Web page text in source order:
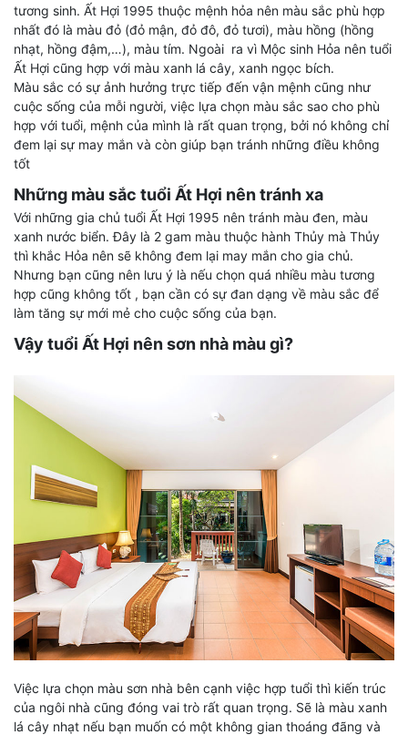
tương sinh. Ất Hợi 1995 thuộc mệnh hỏa nên màu sắc phù hợp
nhất đó là màu đỏ (đỏ mận, đỏ đô, đỏ tươi), màu hồng (hồng
nhạt, hồng đậm,…), màu tím. Ngoài ra vì Mộc sinh Hỏa nên tuổi
Ất Hợi cũng hợp với màu xanh lá cây, xanh ngọc bích.
Màu sắc có sự ảnh hưởng trực tiếp đến vận mệnh cũng như
cuộc sống của mỗi người, việc lựa chọn màu sắc sao cho phù
hợp với tuổi, mệnh của mình là rất quan trọng, bởi nó không chỉ
đem lại sự may mắn và còn giúp bạn tránh những điều không
tốt
Những màu sắc tuổi Ất Hợi nên tránh xa
Với những gia chủ tuổi Ất Hợi 1995 nên tránh màu đen, màu
xanh nước biển. Đây là 2 gam màu thuộc hành Thủy mà Thủy
thì khắc Hỏa nên sẽ không đem lại may mắn cho gia chủ.
Nhưng bạn cũng nên lưu ý là nếu chọn quá nhiều màu tương
hợp cũng không tốt , bạn cần có sự đan dạng về màu sắc để
làm tăng sự mới mẻ cho cuộc sống của bạn.
Vậy tuổi Ất Hợi nên sơn nhà màu gì?
Việc lựa chọn màu sơn nhà bên cạnh việc hợp tuổi thì kiến trúc
của ngôi nhà cũng đóng vai trò rất quan trọng. Sẽ là màu xanh
lá cây nhạt nếu bạn muốn có một không gian thoáng đãng và